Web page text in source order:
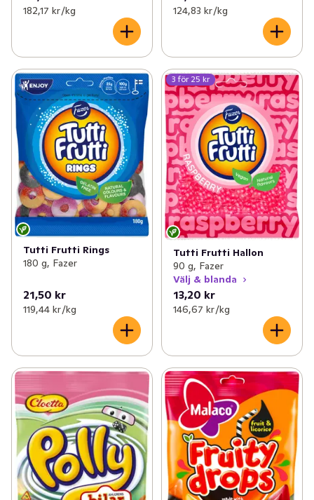
182,17 kr /kg 124,83 kr /kg
Tutti Frutti Rings
180 g, Fazer
21,50 kr
119,44 kr /kg
3 för 25 kr
Tutti Frutti Hallon
90 g, Fazer
Välj & blanda
13,20 kr
146,67 kr /kg